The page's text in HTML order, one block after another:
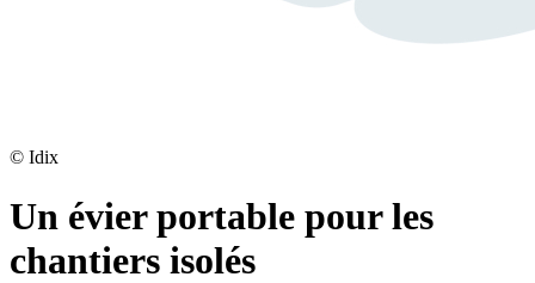
© Idix
Un évier portable pour les
chantiers isolés